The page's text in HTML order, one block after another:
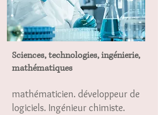
Sciences, technologies, ingénierie,
mathématiques
mathématicien. développeur de
logiciels. Ingénieur chimiste.